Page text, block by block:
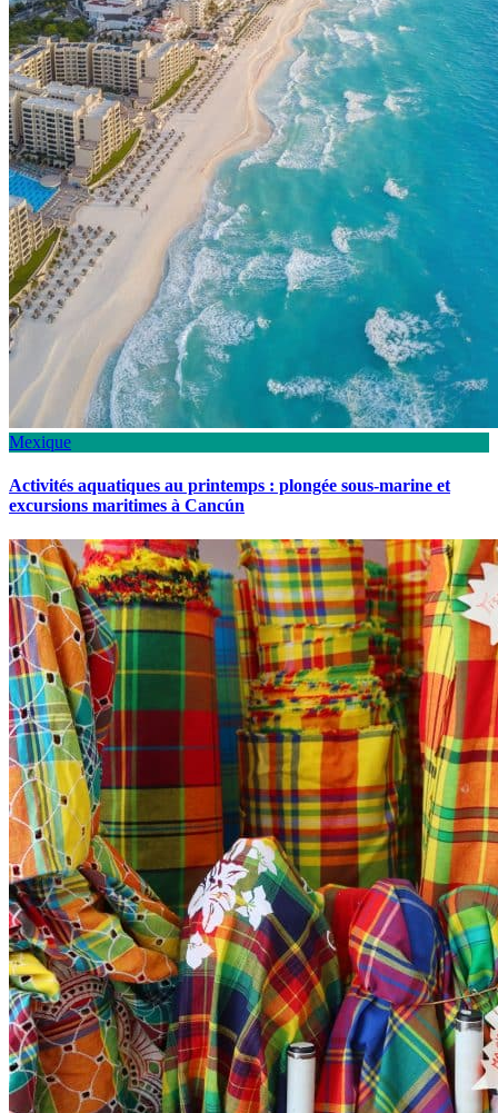
Mexique
Activités aquatiques au printemps : plongée sous-marine et
excursions maritimes à Cancún